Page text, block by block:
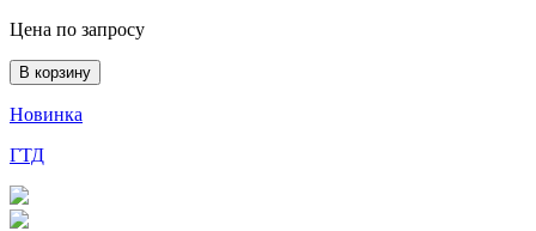
Цена по запросу
В корзину
Новинка
ГТД